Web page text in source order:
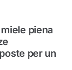
piena
per un